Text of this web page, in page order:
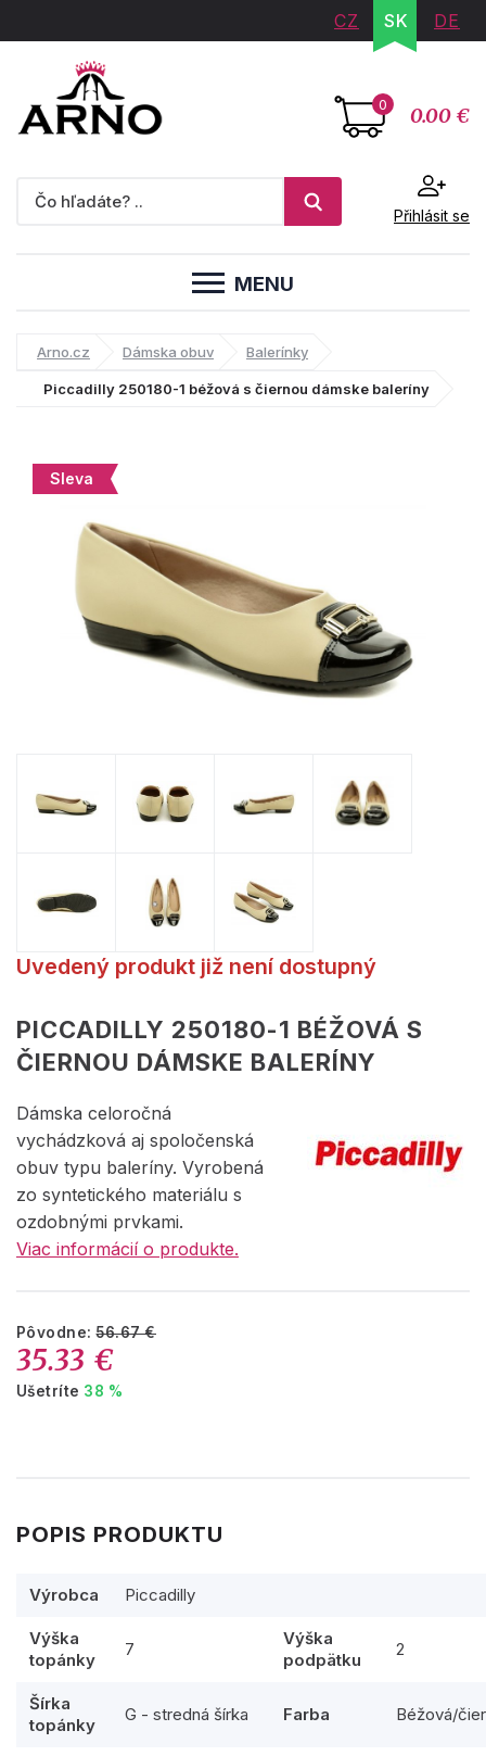
CZ SK DE
0 0.00 €
Přihlásit se
MENU
Arno.cz Dámska obuv Balerínky
Piccadilly 250180-1 béžová s čiernou dámske baleríny
Sleva
Uvedený produkt již není dostupný
PICCADILLY 250180-1 BÉŽOVÁ S
ČIERNOU DÁMSKE BALERÍNY
Dámska celoročná
vychádzková aj spoločenská
obuv typu baleríny. Vyrobená
zo syntetického materiálu s
ozdobnými prvkami.
Viac informácií o produkte.
Pôvodne:56.67 €
35.33 €
Ušetríte 38 %
POPIS PRODUKTU
Výrobca Piccadilly
Výška
topánky
7
Výška
podpätku
2
Šírka
topánky
G - stredná šírka Farba Béžová/